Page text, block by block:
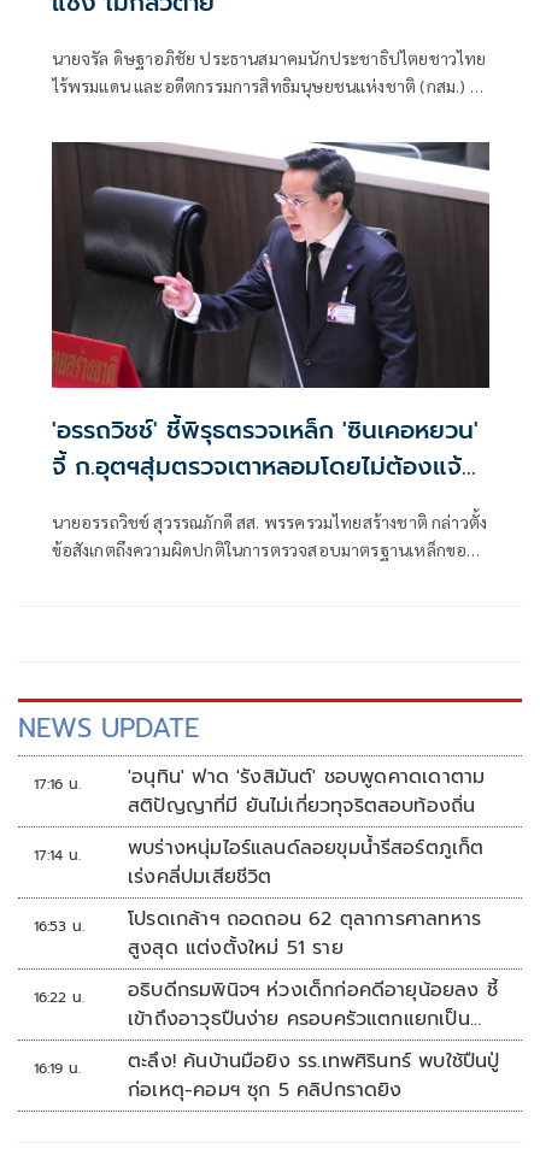
นายจรัล ดิษฐาอภิชัย ประธานสมาคมนักประชาธิปไตยชาวไทย
ไร้พรมแดน และอดีตกรรมการสิทธิมนุษยชนแห่งชาติ (กสม.) ซึ่ง
'อรรถวิชช์' ชี้พิรุธตรวจเหล็ก 'ซินเคอหยวน'
จี้ ก.อุตฯสุ่มตรวจเตาหลอมโดยไม่ต้องแจ้ง
นายอรรถวิชช์ สุวรรณภักดี สส. พรรครวมไทยสร้างชาติ กล่าวตั้ง
ข้อสังเกตถึงความผิดปกติในการตรวจสอบมาตรฐานเหล็กของ
ที่กำหนด
NEWS UPDATE
17:16 น.
'อนุทิน' ฟาด 'รังสิมันต์' ชอบพูดคาดเดาตาม
สติปัญญาที่มี ยันไม่เกี่ยวทุจริตสอบท้องถิ่น
17:14 น.
พบร่างหนุ่มไอร์แลนด์ลอยขุมน้ำรีสอร์ตภูเก็ต
เร่งคลี่ปมเสียชีวิต
16:53 น.
โปรดเกล้าฯ ถอดถอน 62 ตุลาการศาลทหาร
สูงสุด แต่งตั้งใหม่ 51 ราย
16:22 น.
อธิบดีกรมพินิจฯ ห่วงเด็กก่อคดีอายุน้อยลง ชี้
เข้าถึงอาวุธปืนง่าย ครอบครัวแตกแยกเป็น
ชนวนสำคัญ
16:19 น.
ตะลึง! ค้นบ้านมือยิง รร.เทพศิรินทร์ พบใช้ปืนปู่
ก่อเหตุ-คอมฯ ซุก 5 คลิปกราดยิง